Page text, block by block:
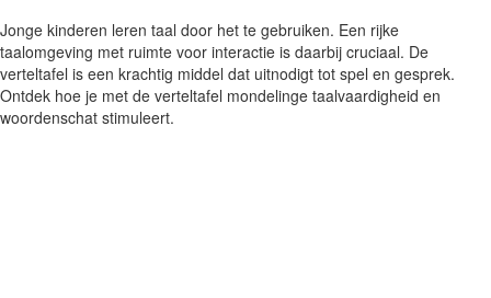
Jonge kinderen leren taal door het te gebruiken. Een rijke
taalomgeving met ruimte voor interactie is daarbij cruciaal. De
verteltafel is een krachtig middel dat uitnodigt tot spel en gesprek.
Ontdek hoe je met de verteltafel mondelinge taalvaardigheid en
woordenschat stimuleert.